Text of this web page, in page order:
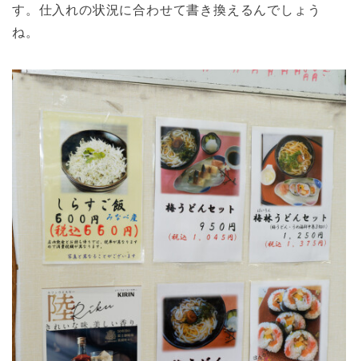
す。仕入れの状況に合わせて書き換えるんでしょう
ね。